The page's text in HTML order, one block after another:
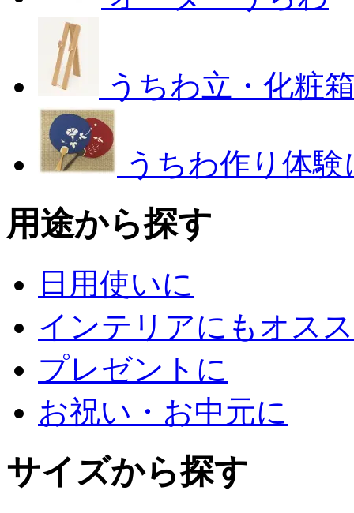
うちわ立・化粧
うちわ作り体
用途から探す
日用使いに
インテリアにもオス
プレゼントに
お祝い・お中元に
サイズから探す